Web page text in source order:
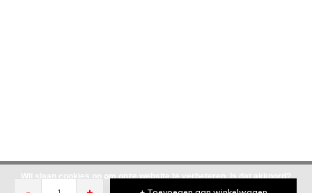
Wij slaan cookies op om onze website te verbeteren. Is dat akkoord?